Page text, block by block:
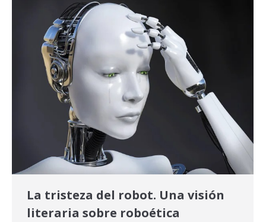
La tristeza del robot. Una visión
literaria sobre roboética